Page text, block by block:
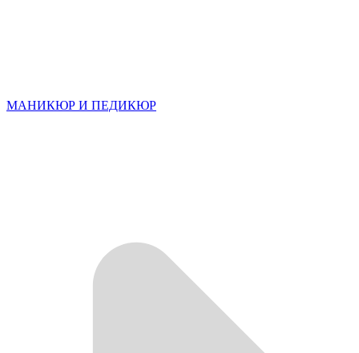
МАНИКЮР И ПЕДИКЮР